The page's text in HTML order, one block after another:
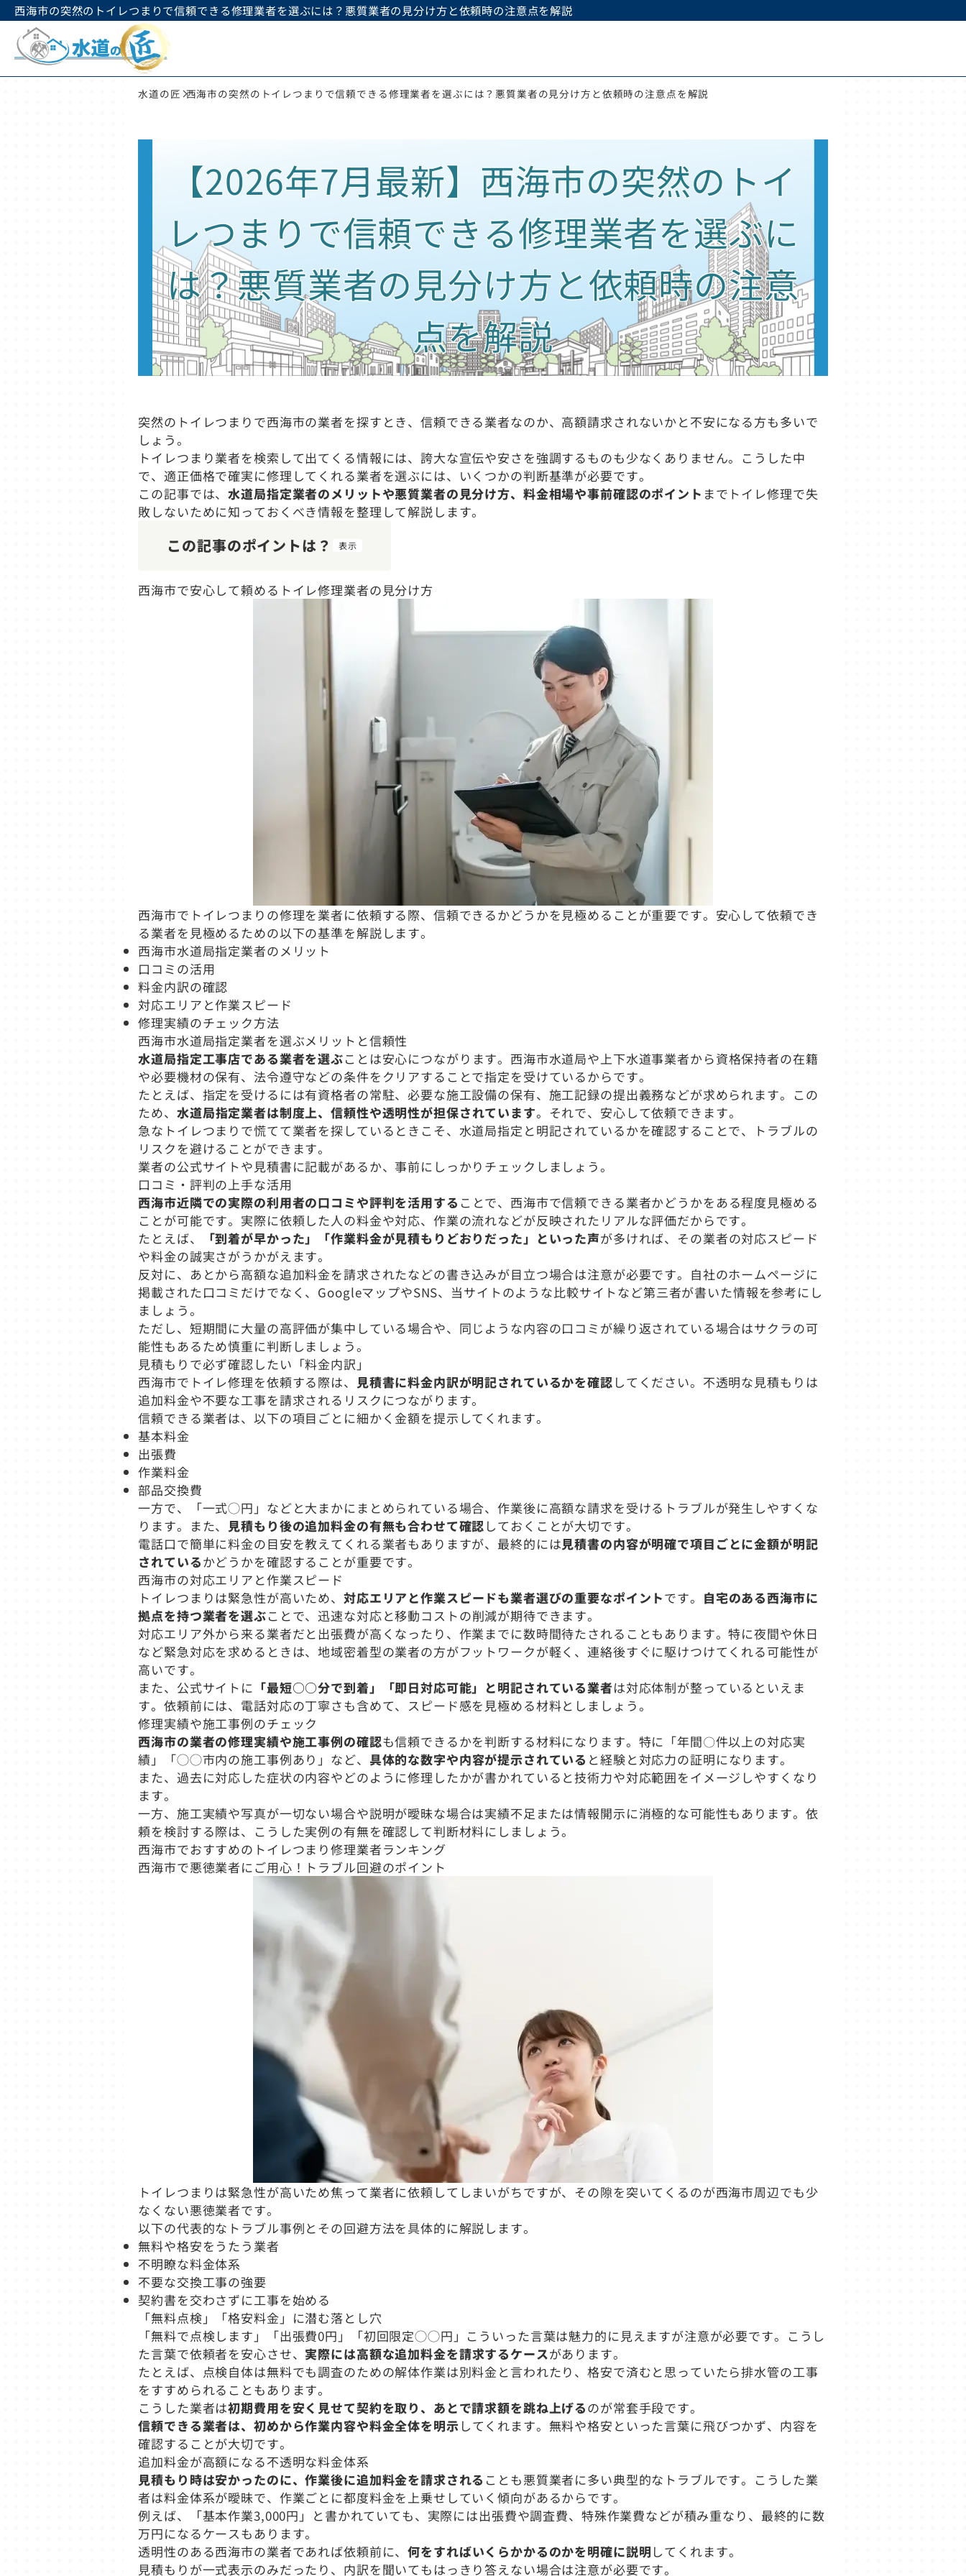
西海市の突然のトイレつまりで信頼できる修理業者を選ぶには？悪質業者の見分け方と依頼時の注意点を解説
水道の匠 西海市の突然のトイレつまりで信頼できる修理業者を選ぶには？悪質業者の見分け方と依頼時の注意点を解説
【2026年7月最新】西海市の突然のトイ
レつまりで信頼できる修理業者を選ぶに
は？悪質業者の見分け方と依頼時の注意
点を解説
突然のトイレつまりで西海市の業者を探すとき、信頼できる業者なのか、高額請求されないかと不安になる方も多いで
しょう。
トイレつまり業者を検索して出てくる情報には、誇大な宣伝や安さを強調するものも少なくありません。こうした中
で、適正価格で確実に修理してくれる業者を選ぶには、いくつかの判断基準が必要です。
この記事では、水道局指定業者のメリットや悪質業者の見分け方、料金相場や事前確認のポイント までトイレ修理で失
敗しないために知っておくべき情報を整理して解説します。
この記事のポイントは？ 表示
西海市で安心して頼めるトイレ修理業者の見分け方
西海市でトイレつまりの修理を業者に依頼する際、信頼できるかどうかを見極めることが重要です。安心して依頼でき
る業者を見極めるための以下の基準を解説します。
西海市水道局指定業者のメリット
口コミの活用
料金内訳の確認
対応エリアと作業スピード
修理実績のチェック方法
西海市水道局指定業者を選ぶメリットと信頼性
水道局指定工事店である業者を選ぶことは安心につながります。西海市水道局や上下水道事業者から資格保持者の在籍
や必要機材の保有、法令遵守などの条件をクリアすることで指定を受けているからです。
たとえば、指定を受けるには有資格者の常駐、必要な施工設備の保有、施工記録の提出義務などが求められます。この
ため、 水道局指定業者は制度上、信頼性や透明性が担保されています。それで、安心して依頼できます。
急なトイレつまりで慌てて業者を探しているときこそ、水道局指定と明記されているかを確認することで、トラブルの
リスクを避けることができます。
業者の公式サイトや見積書に記載があるか、事前にしっかりチェックしましょう。
口コミ・評判の上手な活用
西海市近隣での実際の利用者の口コミや評判を活用する ことで、西海市で信頼できる業者かどうかをある程度見極める
ことが可能です。実際に依頼した人の料金や対応、作業の流れなどが反映されたリアルな評価だからです。
たとえば、
「到着が早かった」「作業料金が見積もりどおりだった」といった声が多ければ、その業者の対応スピード
や料金の誠実さがうかがえます。
反対に、あとから高額な追加料金を請求されたなどの書き込みが目立つ場合は注意が必要です。自社のホームページに
掲載された口コミだけでなく、GoogleマップやSNS、当サイトのような比較サイトなど第三者が書いた情報を参考にし
ましょう。
ただし、短期間に大量の高評価が集中している場合や、同じような内容の口コミが繰り返されている場合はサクラの可
能性もあるため慎重に判断しましょう。
見積もりで必ず確認したい「料金内訳」
西海市でトイレ修理を依頼する際は、
見積書に料金内訳が明記されているかを確認 してください。不透明な見積もりは
追加料金や不要な工事を請求されるリスクにつながります。
信頼できる業者は、以下の項目ごとに細かく金額を提示してくれます。
基本料金
出張費
作業料金
部品交換費
一方で、「一式◯円」などと大まかにまとめられている場合、作業後に高額な請求を受けるトラブルが発生しやすくな
ります。また、
見積もり後の追加料金の有無も合わせて確認 しておくことが大切です。
電話口で簡単に料金の目安を教えてくれる業者もありますが、最終的には見積書の内容が明確で項目ごとに金額が明記
されているかどうかを確認することが重要です。
西海市の対応エリアと作業スピード
トイレつまりは緊急性が高いため、 対応エリアと作業スピードも業者選びの重要なポイントです。 自宅のある西海市に
拠点を持つ業者を選ぶことで、迅速な対応と移動コストの削減が期待できます。
対応エリア外から来る業者だと出張費が高くなったり、作業までに数時間待たされることもあります。特に夜間や休日
など緊急対応を求めるときは、地域密着型の業者の方がフットワークが軽く、連絡後すぐに駆けつけてくれる可能性が
高いです。
また、公式サイトに 「最短○○分で到着」「即日対応可能」と明記されている業者は対応体制が整っているといえま
す。依頼前には、電話対応の丁寧さも含めて、スピード感を見極める材料としましょう。
修理実績や施工事例のチェック
西海市の業者の修理実績や施工事例の確認も信頼できるかを判断する材料になります。特に「年間〇件以上の対応実
績」「◯◯市内の施工事例あり」など、 具体的な数字や内容が提示されている と経験と対応力の証明になります。
また、過去に対応した症状の内容やどのように修理したかが書かれていると技術力や対応範囲をイメージしやすくなり
ます。
一方、施工実績や写真が一切ない場合や説明が曖昧な場合は実績不足または情報開示に消極的な可能性もあります。依
頼を検討する際は、こうした実例の有無を確認して判断材料にしましょう。
西海市でおすすめのトイレつまり修理業者ランキング
西海市で悪徳業者にご用心！トラブル回避のポイント
トイレつまりは緊急性が高いため焦って業者に依頼してしまいがちですが、その隙を突いてくるのが西海市周辺でも少
なくない悪徳業者です。
以下の代表的なトラブル事例とその回避方法を具体的に解説します。
無料や格安をうたう業者
不明瞭な料金体系
不要な交換工事の強要
契約書を交わさずに工事を始める
「無料点検」「格安料金」に潜む落とし穴
「無料で点検します」「出張費0円」「初回限定◯◯円」こういった言葉は魅力的に見えますが注意が必要です。こうし
た言葉で依頼者を安心させ、 実際には高額な追加料金を請求するケースがあります。
たとえば、点検自体は無料でも調査のための解体作業は別料金と言われたり、格安で済むと思っていたら排水管の工事
をすすめられることもあります。
こうした業者は初期費用を安く見せて契約を取り、あとで請求額を跳ね上げるのが常套手段です。
信頼できる業者は、初めから作業内容や料金全体を明示 してくれます。無料や格安といった言葉に飛びつかず、内容を
確認することが大切です。
追加料金が高額になる不透明な料金体系
見積もり時は安かったのに、作業後に追加料金を請求される ことも悪質業者に多い典型的なトラブルです。こうした業
者は料金体系が曖昧で、作業ごとに都度料金を上乗せしていく傾向があるからです。
例えば、「基本作業3,000円」と書かれていても、実際には出張費や調査費、特殊作業費などが積み重なり、最終的に数
万円になるケースもあります。
透明性のある西海市の業者であれば依頼前に、何をすればいくらかかるのかを明確に説明 してくれます。
見積もりが一式表示のみだったり、内訳を聞いてもはっきり答えない場合は注意が必要です。